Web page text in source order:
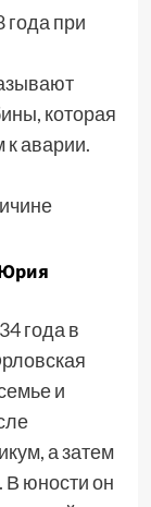
года при
которая
к аварии.
года в
и
а затем
В юности он